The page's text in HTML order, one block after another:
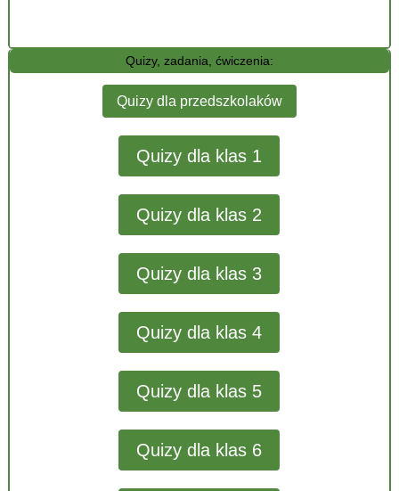
Quizy, zadania, ćwiczenia:
Quizy dla przedszkolaków
Quizy dla klas 1
Quizy dla klas 2
Quizy dla klas 3
Quizy dla klas 4
Quizy dla klas 5
Quizy dla klas 6